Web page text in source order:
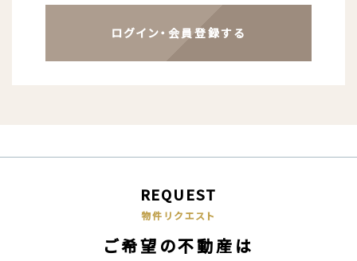
ログイン・会員登録する
REQUEST
物件リクエスト
ご希望の不動産は